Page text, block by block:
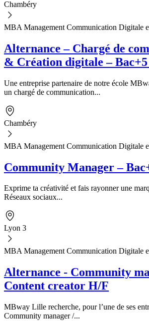
Chambéry
MBA Management Communication Digitale
Alternance – Chargé de
& Création digitale –
Une entreprise partenaire de notre école
un chargé de communication...
Chambéry
MBA Management Communication Digitale
Community Manager –
Exprime ta créativité et fais rayonner une
Réseaux sociaux...
Lyon 3
MBA Management Communication Digitale
Alternance - Community
Content creator H/F
MBway Lille recherche, pour l’une de ses
Community manager /...